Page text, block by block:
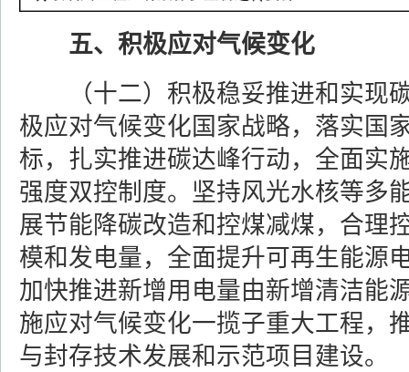
五、积极应对气候变化
（十二）积极稳妥推进和实现
极应对气候变化国家战略，落实国
标，扎实推进碳达峰行动，全面实
强度双控制度。坚持风光水核等多
展节能降碳改造和控煤减煤，合理
模和发电量，全面提升可再生能源
加快推进新增用电量由新增清洁能
施应对气候变化一揽子重大工程，
与封存技术发展和示范项目建设。